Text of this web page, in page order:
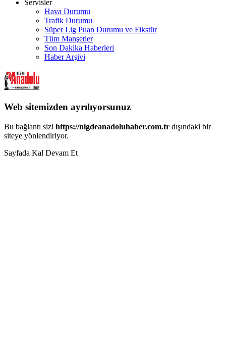
Servisler
Hava Durumu
Trafik Durumu
Süper Lig Puan Durumu ve Fikstür
Tüm Manşetler
Son Dakika Haberleri
Haber Arşivi
Web sitemizden ayrılıyorsunuz
Bu bağlantı sizi https://nigdeanadoluhaber.com.tr dışındaki bir
siteye yönlendiriyor.
Sayfada Kal Devam Et